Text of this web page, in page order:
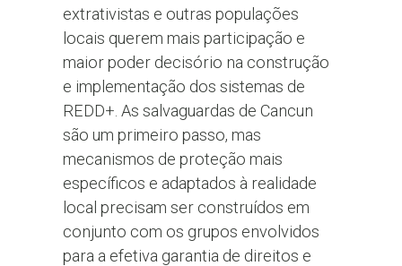
extrativistas e outras populações
locais querem mais participação e
maior poder decisório na construção
e implementação dos sistemas de
REDD+. As salvaguardas de Cancun
são um primeiro passo, mas
mecanismos de proteção mais
específicos e adaptados à realidade
local precisam ser construídos em
conjunto com os grupos envolvidos
para a efetiva garantia de direitos e